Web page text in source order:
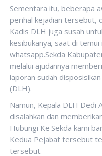
Sementara itu, beberapa
perihal kejadian tersebut,
Kadis DLH juga susah
kesibukanya, saat di temui
whatsapp.Sekda
melalui ajudannya
laporan sudah
(DLH).
Namun, Kepala DLH Dedi
disalahkan dan
Hubungi Ke Sekda kami
Kedua Pejabat tersebut
tersebut.